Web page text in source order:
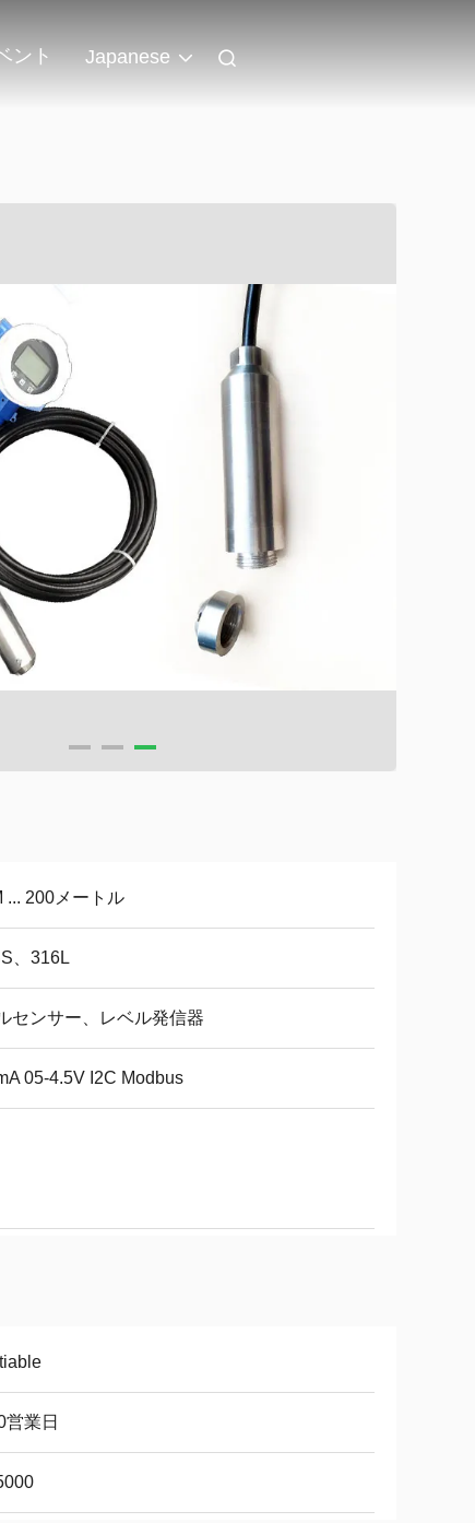
ント Japanese
... 200メートル
、316L
センサー、レベル発信器
05-4.5V I2C Modbus
営業日